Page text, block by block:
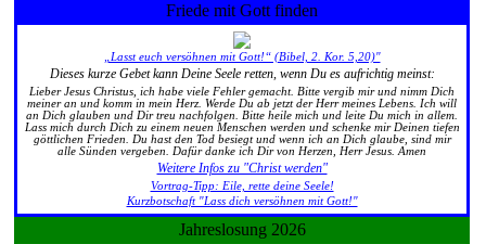
Friede mit Gott finden
„Lasst euch versöhnen mit Gott!“ (Bibel, 2. Kor. 5,20)"
Dieses kurze Gebet kann Deine Seele retten, wenn Du es aufrichtig meinst:
Lieber Jesus Christus, ich habe viele Fehler gemacht. Bitte vergib mir und nimm Dich
meiner an und komm in mein Herz. Werde Du ab jetzt der Herr meines Lebens. Ich will
an Dich glauben und Dir treu nachfolgen. Bitte heile mich und leite Du mich in allem.
Lass mich durch Dich zu einem neuen Menschen werden und schenke mir Deinen tiefen
göttlichen Frieden. Du hast den Tod besiegt und wenn ich an Dich glaube, sind mir
alle Sünden vergeben. Dafür danke ich Dir von Herzen, Herr Jesus. Amen
Weitere Infos zu "Christ werden"
Vortrag-Tipp: Eile, rette deine Seele!
Kurzbotschaft "Lass dich versöhnen mit Gott!"
Jahreslosung 2026